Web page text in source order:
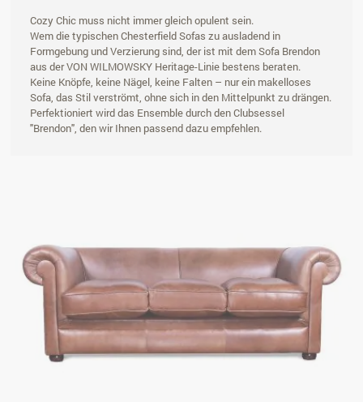
Cozy Chic muss nicht immer gleich opulent sein.
Wem die typischen Chesterfield Sofas zu ausladend in
Formgebung und Verzierung sind, der ist mit dem Sofa Brendon
aus der VON WILMOWSKY Heritage-Linie bestens beraten.
Keine Knöpfe, keine Nägel, keine Falten – nur ein makelloses
Sofa, das Stil verströmt, ohne sich in den Mittelpunkt zu drängen.
Perfektioniert wird das Ensemble durch den Clubsessel
"Brendon", den wir Ihnen passend dazu empfehlen.